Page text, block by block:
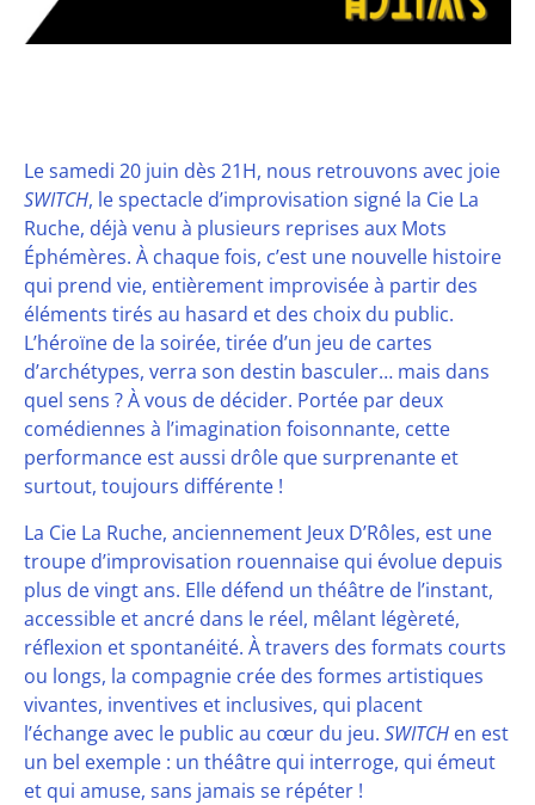
Le samedi 20 juin dès 21H, nous retrouvons avec joie
SWITCH, le spectacle d’improvisation signé la Cie La
Ruche, déjà venu à plusieurs reprises aux Mots
Éphémères. À chaque fois, c’est une nouvelle histoire
qui prend vie, entièrement improvisée à partir des
éléments tirés au hasard et des choix du public.
L’héroïne de la soirée, tirée d’un jeu de cartes
d’archétypes, verra son destin basculer… mais dans
quel sens ? À vous de décider. Portée par deux
comédiennes à l’imagination foisonnante, cette
performance est aussi drôle que surprenante et
surtout, toujours différente !
La Cie La Ruche, anciennement Jeux D’Rôles, est une
troupe d’improvisation rouennaise qui évolue depuis
plus de vingt ans. Elle défend un théâtre de l’instant,
accessible et ancré dans le réel, mêlant légèreté,
réflexion et spontanéité. À travers des formats courts
ou longs, la compagnie crée des formes artistiques
vivantes, inventives et inclusives, qui placent
l’échange avec le public au cœur du jeu. SWITCH en est
un bel exemple : un théâtre qui interroge, qui émeut
et qui amuse, sans jamais se répéter !